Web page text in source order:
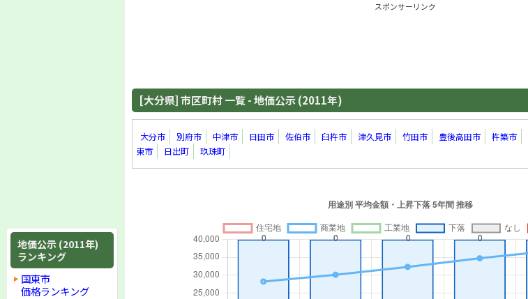
地価公示 (2011年)
ランキング
国東市
価格ランキング
スポンサーリンク
[大分県] 市区町村 一覧 - 地価公示 (2011年)
大分市 別府市 中津市 日田市 佐伯市 臼杵市 津久見市 竹田市 豊後高田市 杵築市
東市
日出町 玖珠町